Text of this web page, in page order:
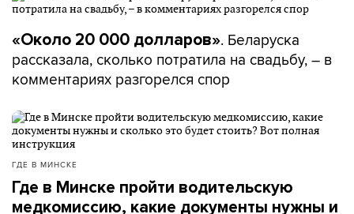
«Около 20 000 долларов». Беларуска
рассказала, сколько потратила на свадьбу, – в
комментариях разгорелся спор
ГДЕ В МИНСКЕ
Где в Минске пройти водительскую
медкомиссию, какие документы нужны и